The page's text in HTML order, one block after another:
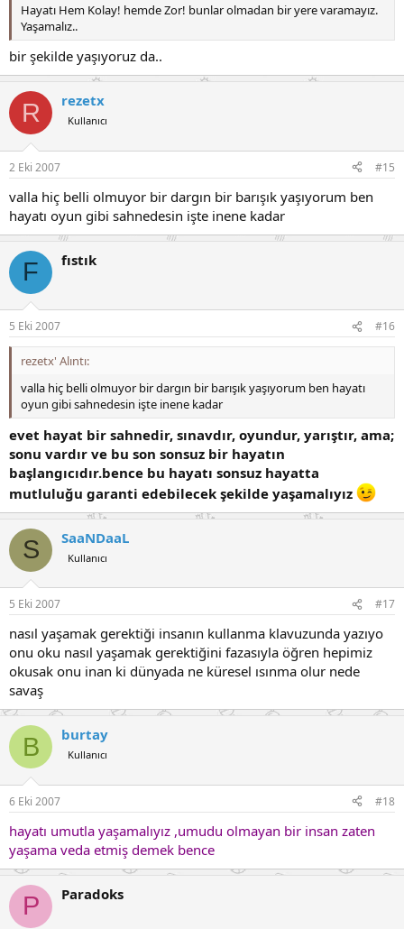
Hayatı Hem Kolay! hemde Zor! bunlar olmadan bir yere varamayız.
Yaşamalız..
bir şekilde yaşıyoruz da..
R rezetx
Kullanıcı
2 Eki 2007 #15
valla hiç belli olmuyor bir dargın bir barışık yaşıyorum ben
hayatı oyun gibi sahnedesin işte inene kadar
F fıstık
5 Eki 2007 #16
rezetx' Alıntı:
valla hiç belli olmuyor bir dargın bir barışık yaşıyorum ben hayatı
oyun gibi sahnedesin işte inene kadar
evet hayat bir sahnedir, sınavdır, oyundur, yarıştır, ama;
sonu vardır ve bu son sonsuz bir hayatın
başlangıcıdır.bence bu hayatı sonsuz hayatta
mutluluğu garanti edebilecek şekilde yaşamalıyız
S SaaNDaaL
Kullanıcı
5 Eki 2007 #17
nasıl yaşamak gerektiği insanın kullanma klavuzunda yazıyo
onu oku nasıl yaşamak gerektiğini fazasıyla öğren hepimiz
okusak onu inan ki dünyada ne küresel ısınma olur nede
savaş
B burtay
Kullanıcı
6 Eki 2007 #18
hayatı umutla yaşamalıyız ,umudu olmayan bir insan zaten
yaşama veda etmiş demek bence
P Paradoks